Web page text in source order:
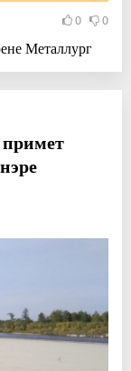
0 0
Металлург